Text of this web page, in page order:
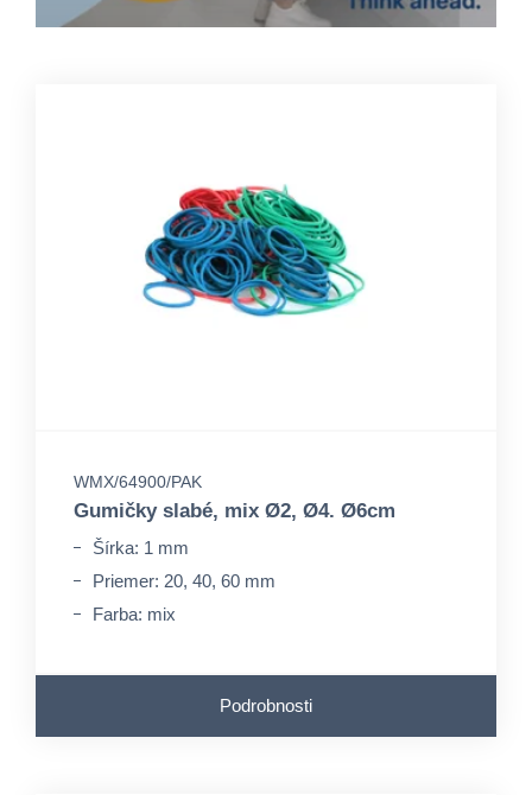
WMX/64900/PAK
Gumičky slabé, mix Ø2, Ø4. Ø6cm
Šírka: 1 mm
Priemer: 20, 40, 60 mm
Farba: mix
Podrobnosti